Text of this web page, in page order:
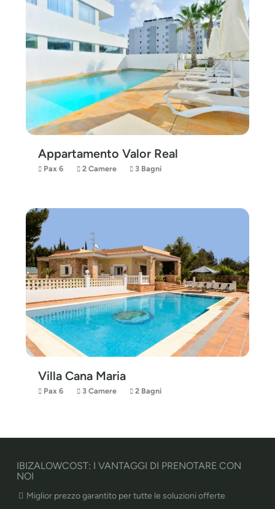
Appartamento Valor Real
Pax 6 2 Camere 3 Bagni
Villa Cana Maria
Pax 6 3 Camere 2 Bagni
IBIZALOWCOST: I VANTAGGI DI PRENOTARE CON
NOI
Miglior prezzo garantito per tutte le soluzioni offerte